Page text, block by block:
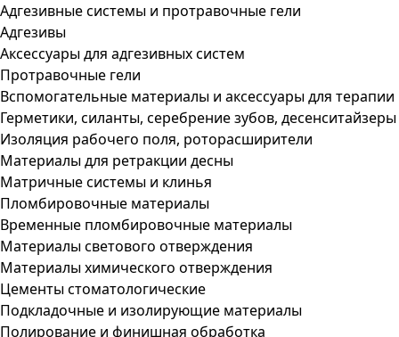
Адгезивные системы и протравочные гели
Адгезивы
Аксессуары для адгезивных систем
Протравочные гели
Вспомогательные материалы и аксессуары для терапии
Герметики, силанты, серебрение зубов, десенситайзеры
Изоляция рабочего поля, роторасширители
Материалы для ретракции десны
Матричные системы и клинья
Пломбировочные материалы
Временные пломбировочные материалы
Материалы светового отверждения
Материалы химического отверждения
Цементы стоматологические
Подкладочные и изолирующие материалы
Полирование и финишная обработка